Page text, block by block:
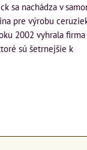
sa nachádza v
pre výrobu
2002 vyhrala firma
sú šetrnejšie k